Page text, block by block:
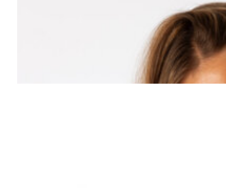
Completa tu look